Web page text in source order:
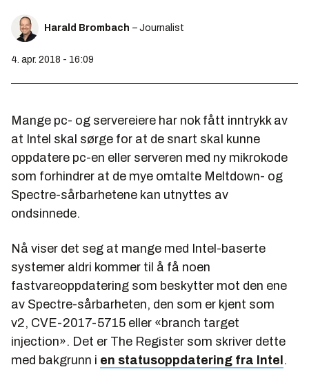
Harald Brombach – Journalist
4. apr. 2018 - 16:09
Mange pc- og servereiere har nok fått inntrykk av
at Intel skal sørge for at de snart skal kunne
oppdatere pc-en eller serveren med ny mikrokode
som forhindrer at de mye omtalte Meltdown- og
Spectre-sårbarhetene kan utnyttes av
ondsinnede.
Nå viser det seg at mange med Intel-baserte
systemer aldri kommer til å få noen
fastvareoppdatering som beskytter mot den ene
av Spectre-sårbarheten, den som er kjent som
v2, CVE-2017-5715 eller «branch target
injection». Det er The Register som skriver dette
med bakgrunn i en statusoppdatering fra Intel .